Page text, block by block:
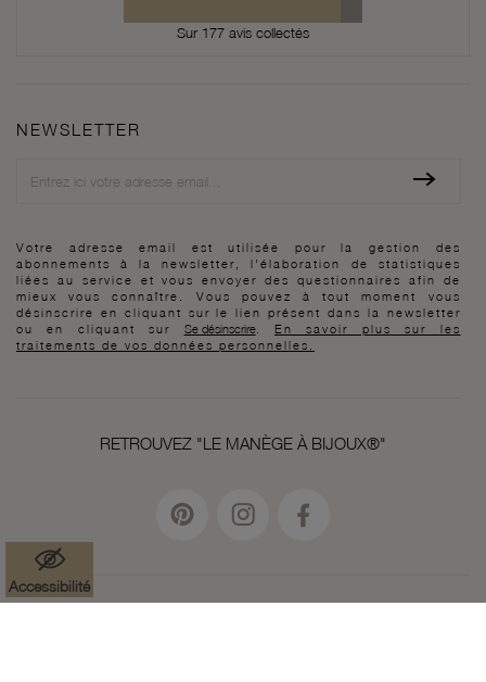
Sur 177 avis collectés
NEWSLETTER
Votre adresse email est utilisée pour la gestion des
abonnements à la newsletter, l'élaboration de statistiques
liées au service et vous envoyer des questionnaires afin de
mieux vous connaître. Vous pouvez à tout moment vous
désinscrire en cliquant sur le lien présent dans la newsletter
ou en cliquant sur Se désinscrire.En savoir plus sur les
traitements de vos données personnelles.
RETROUVEZ "LE MANÈGE À BIJOUX®"
Accessibilité